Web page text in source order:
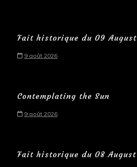
Fait historique du 09 August
9 août 2026
Contemplating the Sun
9 août 2026
Fait historique du 08 August